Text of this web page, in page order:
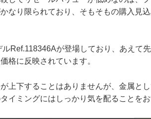
なり限られており、そもそもの購入見
Ref.118346Aが登場しており、あえて
格に反映されています。
上下することはありませんが、金属と
イミングにはしっかり気を配ることをお